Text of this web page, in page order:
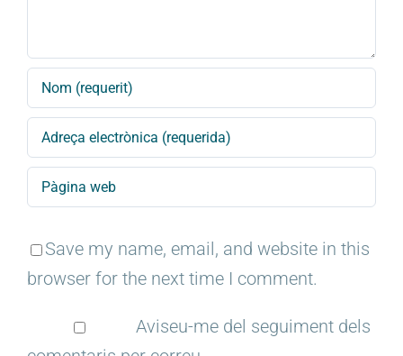
Save my name, email, and website in this
browser for the next time I comment.
Aviseu-me del seguiment dels